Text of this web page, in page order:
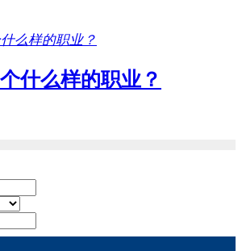
什么样的职业？